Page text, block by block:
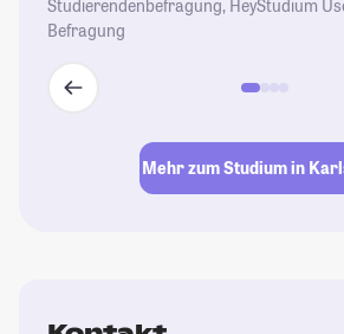
Studierendenbefragung, HeyStudium
Befragung
Mehr zum Studium in